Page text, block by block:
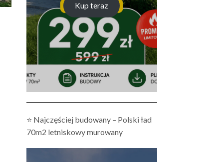
Kup teraz
⭐ Najczęściej budowany – Polski ład
70m2 letniskowy murowany